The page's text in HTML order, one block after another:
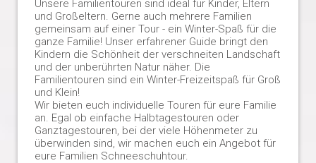
Unsere Familientouren sind ideal für Kinder, Eltern
und Großeltern. Gerne auch mehrere Familien
gemeinsam auf einer Tour - ein Winter-Spaß für die
ganze Familie! Unser erfahrener Guide bringt den
Kindern die Schönheit der verschneiten Landschaft
und der unberührten Natur näher. Die
Familientouren sind ein Winter-Freizeitspaß für Groß
und Klein!
Wir bieten euch individuelle Touren für eure Familie
an. Egal ob einfache Halbtagestouren oder
Ganztagestouren, bei der viele Höhenmeter zu
überwinden sind, wir machen euch ein Angebot für
eure Familien Schneeschuhtour.